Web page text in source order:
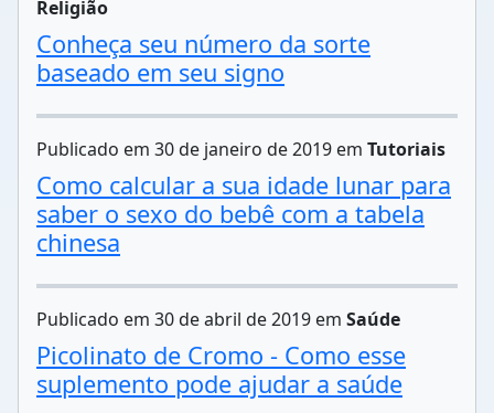
Religião
Conheça seu número da sorte
baseado em seu signo
Publicado em 30 de janeiro de 2019 em Tutoriais
Como calcular a sua idade lunar para
saber o sexo do bebê com a tabela
chinesa
Publicado em 30 de abril de 2019 em Saúde
Picolinato de Cromo - Como esse
suplemento pode ajudar a saúde